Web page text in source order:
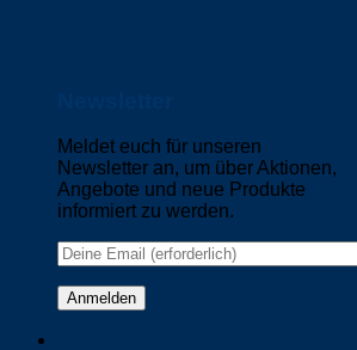
Meldet euch für unseren
Newsletter an, um über Aktionen,
Angebote und neue Produkte
informiert zu werden.
Please leave this field empty.